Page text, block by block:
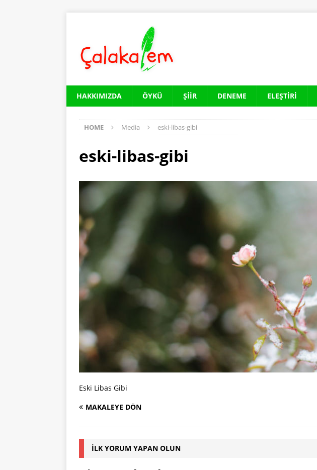
HAKKIMIZDA ÖYKÜ ŞIIR DENEME ELEŞTIRI
HOME Media eski-libas-gibi
eski-libas-gibi
Eski Libas Gibi
MAKALEYE DÖN
İLK YORUM YAPAN OLUN